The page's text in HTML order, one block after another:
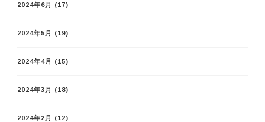
2024年6月 (17)
2024年5月 (19)
2024年4月 (15)
2024年3月 (18)
2024年2月 (12)